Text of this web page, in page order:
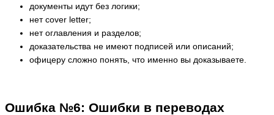
документы идут без логики;
нет cover letter;
нет оглавления и разделов;
доказательства не имеют подписей или описаний;
офицеру сложно понять, что именно вы доказываете.
Ошибка №6: Ошибки в переводах